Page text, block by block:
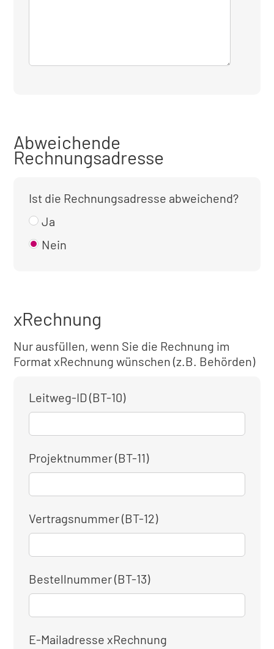
Abweichende
Rechnungsadresse
Ist die Rechnungsadresse abweichend?
Ja
Nein
xRechnung
Nur ausfüllen, wenn Sie die Rechnung im
Format xRechnung wünschen (z.B. Behörden)
Leitweg-ID (BT-10)
Projektnummer (BT-11)
Vertragsnummer (BT-12)
Bestellnummer (BT-13)
E-Mailadresse xRechnung